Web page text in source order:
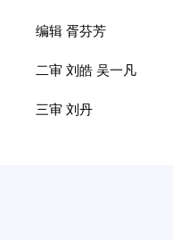
编辑 胥芬芳
二审 刘皓 吴一凡
三审 刘丹